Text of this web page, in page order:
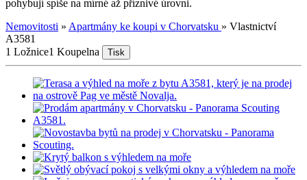
pohybují spíše na mírné až příznivé úrovni.
Nemovitosti » Apartmány ke koupi v Chorvatsku » Vlastnictví
A3581
1 Ložnice1 Koupelna Tisk